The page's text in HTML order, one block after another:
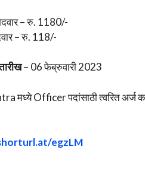
– रु. 1180/-
– रु. 118/-
– 06 फेब्रुवारी 2023
मध्ये Officer पदांसाठी त्वरित अर्ज
egzLM